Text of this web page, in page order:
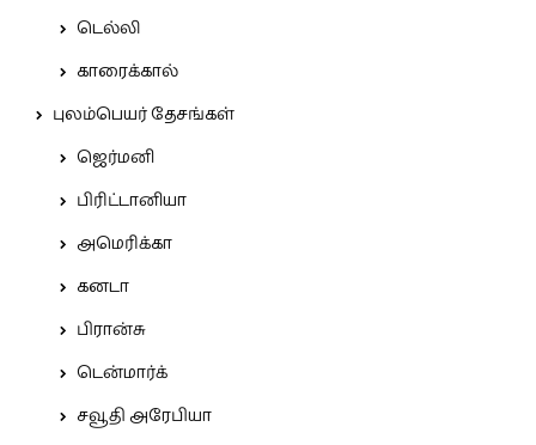
டெல்லி
காரைக்கால்
புலம்பெயர் தேசங்கள்
ஜெர்மனி
பிரிட்டானியா
அமெரிக்கா
கனடா
பிரான்சு
டென்மார்க்
சவூதி அரேபியா